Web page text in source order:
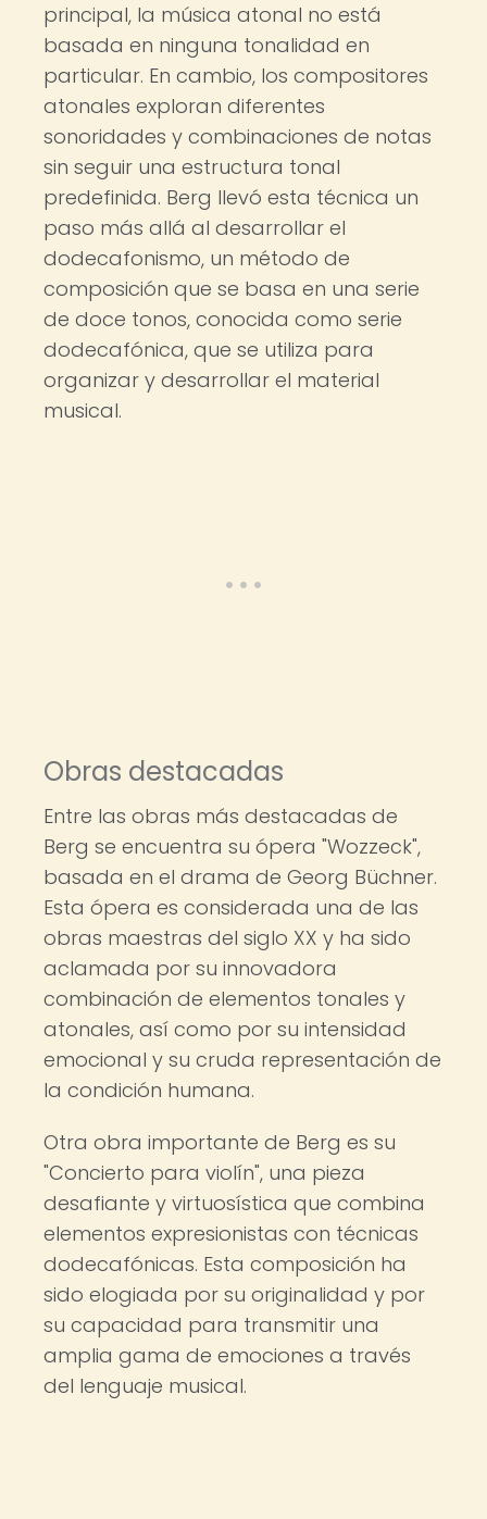
principal, la música atonal no está
basada en ninguna tonalidad en
particular. En cambio, los compositores
atonales exploran diferentes
sonoridades y combinaciones de notas
sin seguir una estructura tonal
predefinida. Berg llevó esta técnica un
paso más allá al desarrollar el
dodecafonismo, un método de
composición que se basa en una serie
de doce tonos, conocida como serie
dodecafónica, que se utiliza para
organizar y desarrollar el material
musical.
Obras destacadas
Entre las obras más destacadas de
Berg se encuentra su ópera "Wozzeck",
basada en el drama de Georg Büchner.
Esta ópera es considerada una de las
obras maestras del siglo XX y ha sido
aclamada por su innovadora
combinación de elementos tonales y
atonales, así como por su intensidad
emocional y su cruda representación de
la condición humana.
Otra obra importante de Berg es su
"Concierto para violín", una pieza
desafiante y virtuosística que combina
elementos expresionistas con técnicas
dodecafónicas. Esta composición ha
sido elogiada por su originalidad y por
su capacidad para transmitir una
amplia gama de emociones a través
del lenguaje musical.